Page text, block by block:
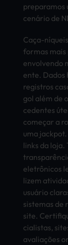
prep­aram­os
cenário de
Caça-
form­as mais
envo­lven­do
ente. Dados
regi­stro­s
gol além de
cede­ntes
começar a
uma
links da loja.
eletrônicos
lize­m
usuário
sist­emas de
site.
cial­ista­s,
avaliações